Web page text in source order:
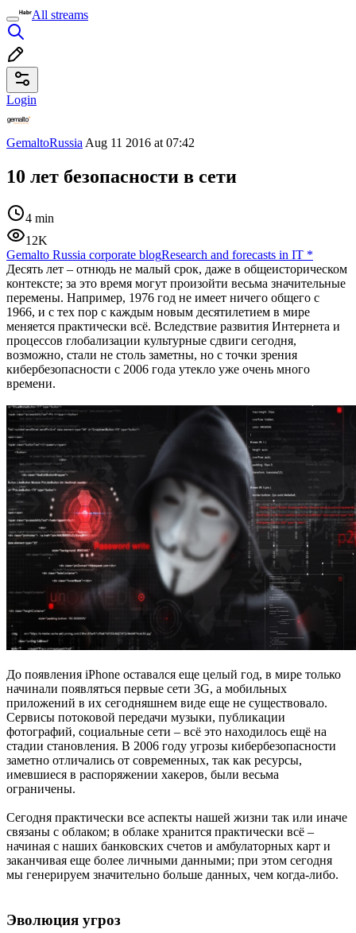
All streams
Login
GemaltoRussia Aug 11 2016 at 07:42
10 лет безопасности в сети
4 min
12K
Gemalto Russia corporate blogResearch and forecasts in IT *
Десять лет – отнюдь не малый срок, даже в общеисторическом
контексте; за это время могут произойти весьма значительные
перемены. Например, 1976 год не имеет ничего общего с
1966, и с тех пор с каждым новым десятилетием в мире
меняется практически всё. Вследствие развития Интернета и
процессов глобализации культурные сдвиги сегодня,
возможно, стали не столь заметны, но с точки зрения
кибербезопасности с 2006 года утекло уже очень много
времени.
До появления iPhone оставался еще целый год, в мире только
начинали появляться первые сети 3G, а мобильных
приложений в их сегодняшнем виде еще не существовало.
Сервисы потоковой передачи музыки, публикации
фотографий, социальные сети – всё это находилось ещё на
стадии становления. В 2006 году угрозы кибербезопасности
заметно отличались от современных, так как ресурсы,
имевшиеся в распоряжении хакеров, были весьма
ограничены.
Сегодня практически все аспекты нашей жизни так или иначе
связаны с облаком; в облаке хранится практически всё –
начиная с наших банковских счетов и амбулаторных карт и
заканчивая еще более личными данными; при этом сегодня
мы генерируем значительно больше данных, чем когда-либо.
Эволюция угроз